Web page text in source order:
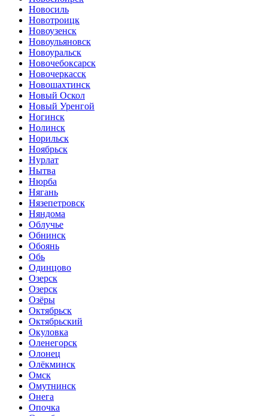
Новосиль
Новотроицк
Новоузенск
Новоульяновск
Новоуральск
Новочебоксарск
Новочеркасск
Новошахтинск
Новый Оскол
Новый Уренгой
Ногинск
Нолинск
Норильск
Ноябрьск
Нурлат
Нытва
Нюрба
Нягань
Нязепетровск
Няндома
Облучье
Обнинск
Обоянь
Обь
Одинцово
Озерск
Озерск
Озёры
Октябрьск
Октябрьский
Окуловка
Оленегорск
Олонец
Олёкминск
Омск
Омутнинск
Онега
Опочка